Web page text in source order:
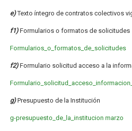
e)Texto íntegro de contratos colectivos
f1)Formularios o formatos de solicitudes
Formularios_o_formatos_de_solicitudes
f2)Formulario solicitud acceso a la
g) Presupuesto de la Institución
g-presupuesto_de_la_institucion marzo